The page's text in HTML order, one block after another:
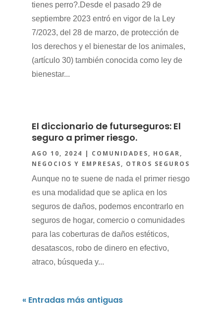
tienes perro?.Desde el pasado 29 de
septiembre 2023 entró en vigor de la Ley
7/2023, del 28 de marzo, de protección de
los derechos y el bienestar de los animales,
(artículo 30) también conocida como ley de
bienestar...
El diccionario de futurseguros: El
seguro a primer riesgo.
AGO 10, 2024 | COMUNIDADES, HOGAR,
NEGOCIOS Y EMPRESAS, OTROS SEGUROS
Aunque no te suene de nada el primer riesgo
es una modalidad que se aplica en los
seguros de daños, podemos encontrarlo en
seguros de hogar, comercio o comunidades
para las coberturas de daños estéticos,
desatascos, robo de dinero en efectivo,
atraco, búsqueda y...
« Entradas más antiguas